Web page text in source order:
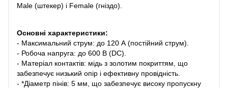
Male (штекер) і Female (гніздо).
Основні характеристики:
- Максимальний струм: до 120 А (постійний струм).
- Робоча напруга: до 600 В (DC).
- Матеріал контактів: мідь з золотим покриттям, що
забезпечує низький опір і ефективну провідність.
- *Діаметр пінів: 5 мм, що забезпечує високу пропускну